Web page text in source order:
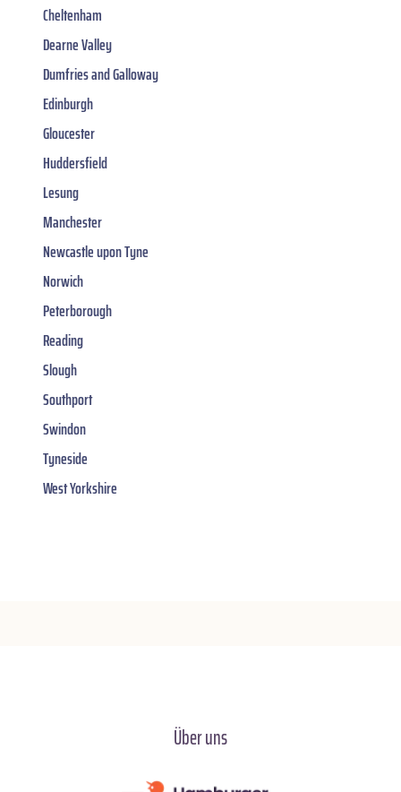
Cheltenham
Dearne Valley
Dumfries and Galloway
Edinburgh
Gloucester
Huddersfield
Lesung
Manchester
Newcastle upon Tyne
Norwich
Peterborough
Reading
Slough
Southport
Swindon
Tyneside
West Yorkshire
Über uns